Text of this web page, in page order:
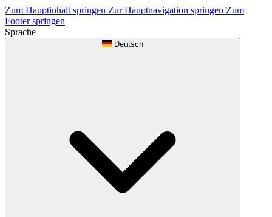
Zum Hauptinhalt springen Zur Hauptnavigation springen Zum
Footer springen
Sprache
Deutsch